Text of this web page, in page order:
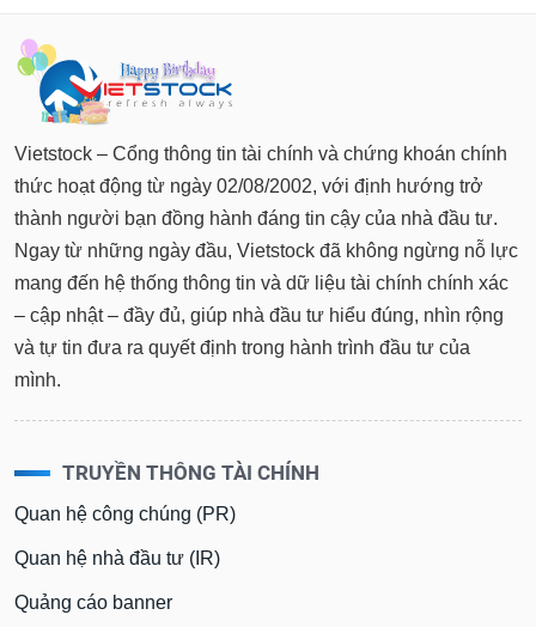
Vietstock – Cổng thông tin tài chính và chứng khoán chính
thức hoạt động từ ngày 02/08/2002, với định hướng trở
thành người bạn đồng hành đáng tin cậy của nhà đầu tư.
Ngay từ những ngày đầu, Vietstock đã không ngừng nỗ lực
mang đến hệ thống thông tin và dữ liệu tài chính chính xác
– cập nhật – đầy đủ, giúp nhà đầu tư hiểu đúng, nhìn rộng
và tự tin đưa ra quyết định trong hành trình đầu tư của
mình.
TRUYỀN THÔNG TÀI CHÍNH
Quan hệ công chúng (PR)
Quan hệ nhà đầu tư (IR)
Quảng cáo banner